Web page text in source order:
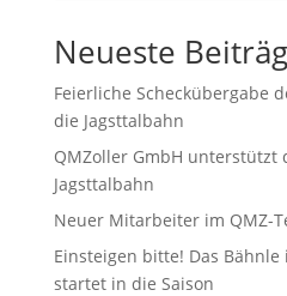
Neueste
Feierliche Scheckübergabe
die Jagsttalbahn
QMZoller GmbH unterstützt
Jagsttalbahn
Neuer Mitarbeiter im QMZ-
Einsteigen bitte! Das
startet in die Saison